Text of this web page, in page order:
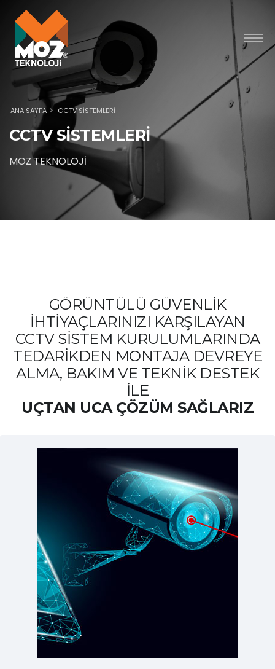
ANA SAYFA CCTV SİSTEMLERİ
CCTV SİSTEMLERİ
MOZ TEKNOLOJİ
GÖRÜNTÜLÜ GÜVENLİK
İHTİYAÇLARINIZI KARŞILAYAN
CCTV SİSTEM KURULUMLARINDA
TEDARİKDEN MONTAJA DEVREYE
ALMA, BAKIM VE TEKNİK DESTEK
İLE
UÇTAN UCA ÇÖZÜM SAĞLARIZ